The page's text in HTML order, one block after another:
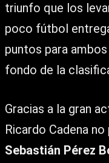
triunfo que los
poco fútbol
puntos para
fondo de la
Gracias a la gran
Ricardo Cadena
Sebastián Pérez